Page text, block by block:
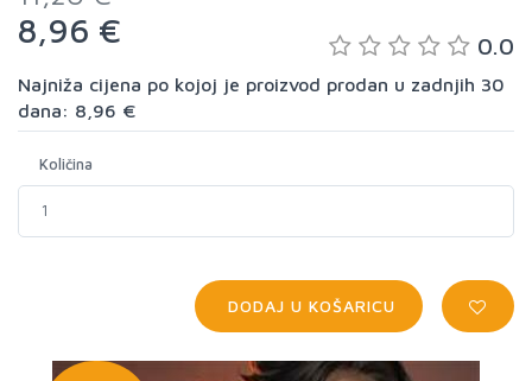
8,96 € 0.0
Najniža cijena po kojoj je proizvod prodan u zadnjih 30
dana: 8,96 €
Količina
DODAJ U KOŠARICU